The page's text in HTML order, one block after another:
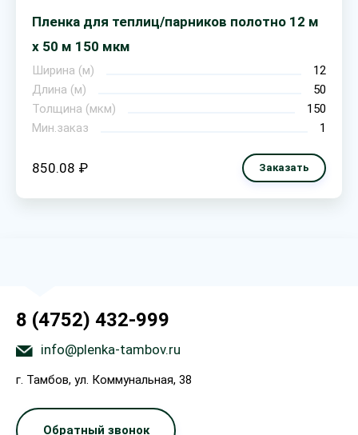
Пленка для теплиц/парников полотно 12 м
х 50 м 150 мкм
Ширина (м)
12
Длина (м)
50
Толщина (мкм)
150
Мин.заказ
1
850.08 ₽ Заказать
8 (4752) 432-999
info@plenka-tambov.ru
г. Тамбов, ул. Коммунальная, 38
Обратный звонок